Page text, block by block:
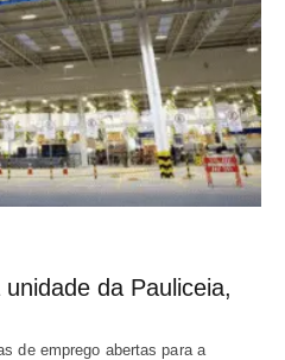
da Pauliceia,
de emprego abertas para a